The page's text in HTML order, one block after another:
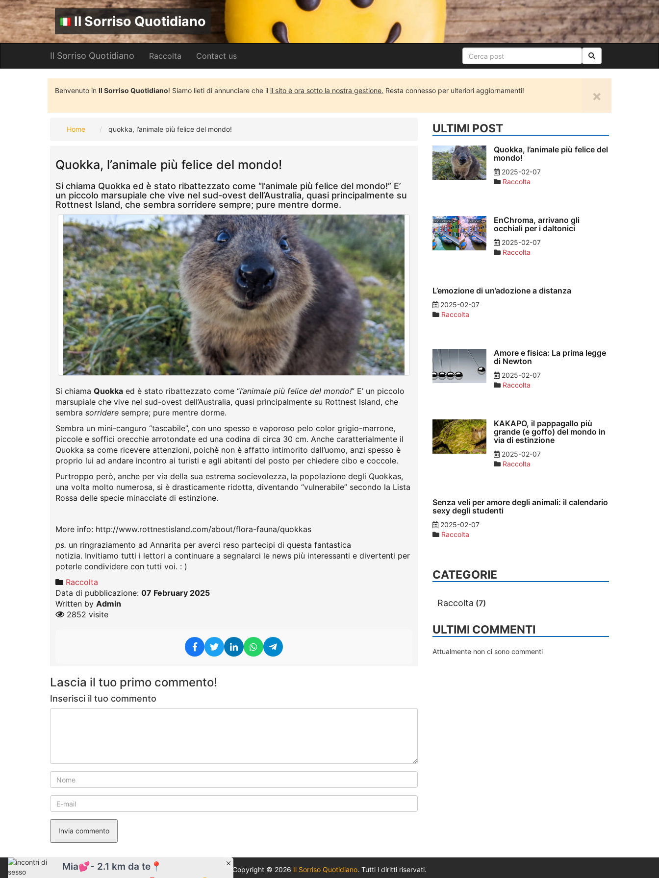
Il Sorriso Quotidiano
Il Sorriso Quotidiano Raccolta Contact us
Benvenuto in Il Sorriso Quotidiano! Siamo lieti di annunciare che il il sito è ora sotto la nostra gestione. Resta connesso per ulteriori aggiornamenti! ×
Home quokka, l’animale più felice del mondo!
Quokka, l’animale più felice del mondo!
Si chiama Quokka ed è stato ribattezzato come “l’animale più felice del mondo!” E’
un piccolo marsupiale che vive nel sud-ovest dell’Australia, quasi principalmente su
Rottnest Island, che sembra sorridere sempre; pure mentre dorme.
Si chiama Quokka ed è stato ribattezzato come “l’animale più felice del mondo!” E’ un piccolo
marsupiale che vive nel sud-ovest dell’Australia, quasi principalmente su Rottnest Island, che
sembra sorridere sempre; pure mentre dorme.
Sembra un mini-canguro “tascabile”, con uno spesso e vaporoso pelo color grigio-marrone,
piccole e soffici orecchie arrotondate ed una codina di circa 30 cm. Anche caratterialmente il
Quokka sa come ricevere attenzioni, poichè non è affatto intimorito dall’uomo, anzi spesso è
proprio lui ad andare incontro ai turisti e agli abitanti del posto per chiedere cibo e coccole.
Purtroppo però, anche per via della sua estrema socievolezza, la popolazione degli Quokkas,
una volta molto numerosa, si è drasticamente ridotta, diventando “vulnerabile” secondo la Lista
Rossa delle specie minacciate di estinzione.
More info: http://www.rottnestisland.com/about/flora-fauna/quokkas
ps. un ringraziamento ad Annarita per averci reso partecipi di questa fantastica
notizia. Invitiamo tutti i lettori a continuare a segnalarci le news più interessanti e divertenti per
poterle condividere con tutti voi. : )
Raccolta
Data di pubblicazione: 07 February 2025
Written by Admin
2852 visite
Lascia il tuo primo commento!
Inserisci il tuo commento
Invia commento
ULTIMI POST
Quokka, l’animale più felice del
mondo!
2025-02-07
Raccolta
EnChroma, arrivano gli
occhiali per i daltonici
2025-02-07
Raccolta
L’emozione di un’adozione a distanza
2025-02-07
Raccolta
Amore e fisica: La prima legge
di Newton
2025-02-07
Raccolta
KAKAPO, il pappagallo più
grande (e goffo) del mondo in
via di estinzione
2025-02-07
Raccolta
Senza veli per amore degli animali: il calendario
sexy degli studenti
2025-02-07
Raccolta
CATEGORIE
Raccolta (7)
ULTIMI COMMENTI
Attualmente non ci sono commenti
Copyright © 2026 Il Sorriso Quotidiano. Tutti i diritti riservati.
Mia💕- 2.1 km da te📍